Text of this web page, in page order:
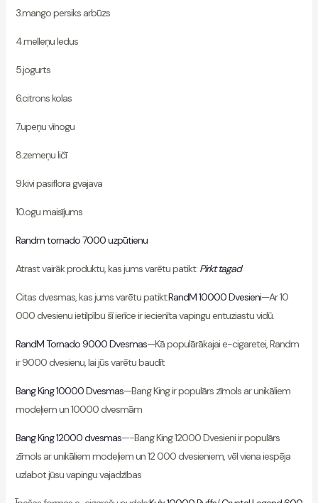
3.mango persiks arbūzs
4.melleņu ledus
5.jogurts
6.citrons kolas
7.upeņu vīnogu
8.zemeņu ličī
9.kivi pasiflora gvajava
10.ogu maisījums
Randm tornado 7000 uzpūtienu
Atrast vairāk produktu, kas jums varētu patikt:Pirkt tagad
Citas dvesmas, kas jums varētu patikt:RandM 10000 Dvesieni—Ar 10
000 dvesienu ietilpību šī ierīce ir iecienīta vapingu entuziastu vidū.
RandM Tornado 9000 Dvesmas—Kā populārākajai e-cigaretei, Randm
ir 9000 dvesienu, lai jūs varētu baudīt
Bang King 10000 Dvesmas—Bang King ir populārs zīmols ar unikāliem
modeļiem un 10000 dvesmām
Bang King 12000 dvesmas—-Bang King 12000 Dvesieni ir populārs
zīmols ar unikāliem modeļiem un 12 000 dvesieniem, vēl viena iespēja
uzlabot jūsu vapingu vajadzības